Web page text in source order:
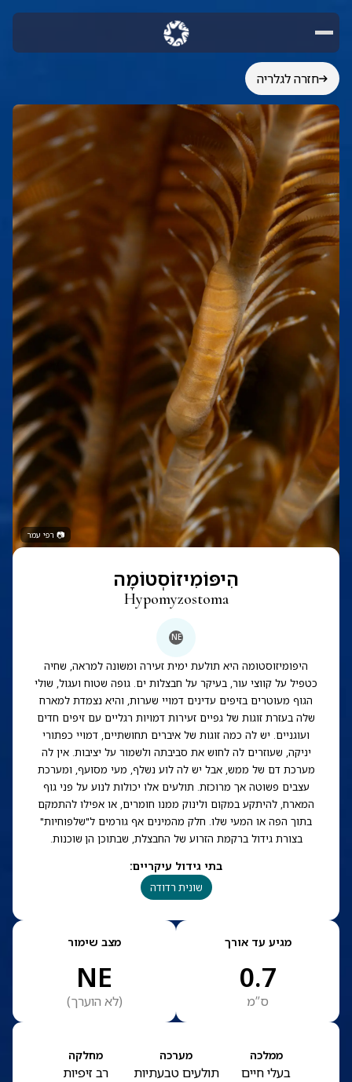
חזרה לגלריה
📷 רפי עמר
הִיפּוֹמִיזוֹסְטוֹמָה
Hypomyzostoma
NE
היפומיזוסטומה היא תולעת ימית זעירה ומשונה למראה, שחיה
כטפיל על קווצי עור, בעיקר על חבצלות ים. גופה שטוח ועגול, שולי
הגוף מעוטרים בזיפים עדינים דמויי שערות, והיא נצמדת למארח
שלה בעזרת זוגות של גפיים זעירות דמויות רגליים עם זיפים חדים
ועוגניים. יש לה כמה זוגות של איברים תחושתיים, דמויי כפתורי
יניקה, שעוזרים לה לחוש את סביבתה ולשמור על יציבות. אין לה
מערכת דם של ממש, אבל יש לה לוע נשלף, מעי מסועף, ומערכת
עצבים פשוטה אך מרוכזת. תולעים אלו יכולות לנוע על פני גוף
המארח, להיתקע במקום ולינוק ממנו חומרים, או אפילו להתמקם
בתוך הפה או המעי שלו. חלק מהמינים אף גורמים ל"שלפוחיות"
בצורת גידול ברקמת הזרוע של החבצלת, שבתוכן הן שוכנות.
בתי גידול עיקריים:
שונית רדודה
מגיע עד אורך
0.7
ס”מ
מצב שימור
NE
(לא הוערך)
ממלכה
בעלי חיים
מערכה
תולעים טבעתיות
מחלקה
רב זיפיות